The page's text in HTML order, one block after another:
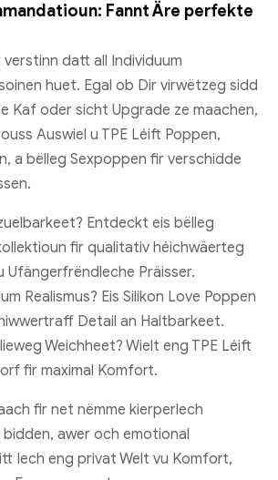
Fannt Äre perfekte
datt all Individuum
huet. Egal ob Dir virwëtzeg sidd
Kaf oder sicht Upgrade ze maachen,
Auswiel u TPE Léift Poppen,
a bëlleg Sexpoppen fir verschidde
Entdeckt eis bëlleg
fir qualitativ héichwäerteg
Ufängerfrëndleche Präisser.
Realismus? Eis Silikon Love Poppen
Detail an Haltbarkeet.
Weichheet? Wielt eng TPE Léift
fir maximal Komfort.
fir net nëmme kierperlech
awer och emotional
Iech eng privat Welt vu Komfort,